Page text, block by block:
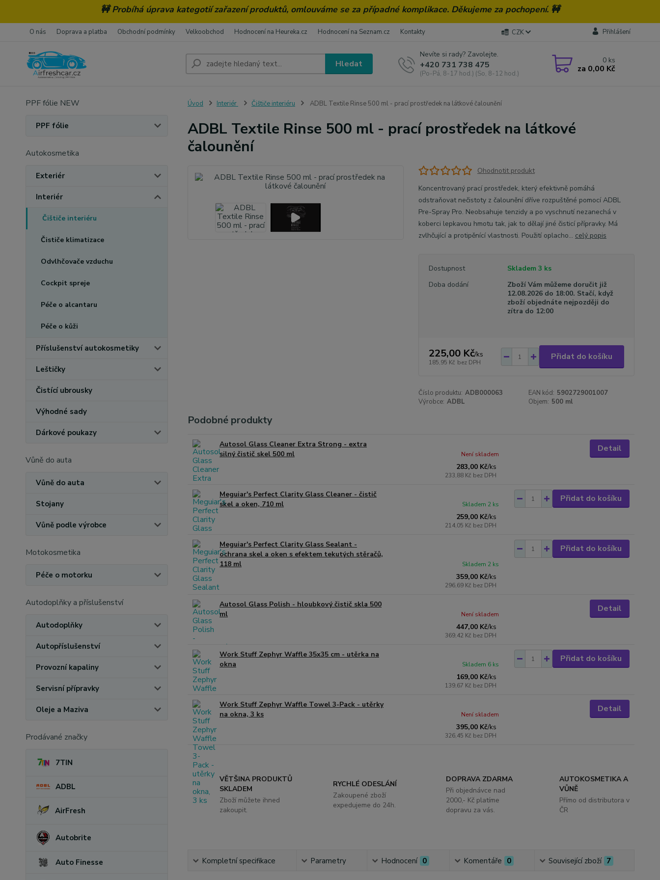
🚧 Probíhá úprava kategotií zařazení produktů, omlouváme se za případné komplikace. Děkujeme za pochopení. 🚧
O nás Doprava a platba Obchodní podmínky Velkoobchod Hodnocení na Heureka.cz Hodnocení na Seznam.cz Kontakty CZK Přihlášení
Hledat
Nevíte si rady? Zavolejte.
+420 731 738 475
(Po-Pá, 8-17 hod.) (So, 8-12 hod.)
0 ks
za 0,00 Kč
PPF fólie NEW
PPF fólie
Autokosmetika
Exteriér
Interiér
Čištiče interiéru
Čističe klimatizace
Odvlhčovače vzduchu
Cockpit spreje
Péče o alcantaru
Péče o kůži
Příslušenství autokosmetiky
Leštičky
Čistící ubrousky
Výhodné sady
Dárkové poukazy
Vůně do auta
Vůně do auta
Stojany
Vůně podle výrobce
Motokosmetika
Péče o motorku
Autodoplňky a příslušenství
Autodoplňky
Autopříslušenství
Provozní kapaliny
Servisní přípravky
Oleje a Maziva
Prodávané značky
7TIN
ADBL
AirFresh
Autobrite
Auto Finesse
Úvod Interiér Čištiče interiéru ADBL Textile Rinse 500 ml - prací prostředek na látkové čalounění
ADBL Textile Rinse 500 ml - prací prostředek na látkové
čalounění
Ohodnotit produkt
Koncentrovaný prací prostředek, který efektivně pomáhá
odstraňovat nečistoty z čalounění dříve rozpuštěné pomocí ADBL
Pre-Spray Pro. Neobsahuje tenzidy a po vyschnutí nezanechá v
koberci lepkavou hmotu tak, jak to dělají jiné čisticí přípravky. Má
zvlhčující a protipěnící vlastnosti. Použití oplacho... celý popis
Dostupnost
Skladem 3 ks
Doba dodání
Zboží Vám můžeme doručit již
12.08.2026 do 18:00. Stačí, když
zboží objednáte nejpozději do
zítra do 12:00
225,00 Kč/ks
185,95 Kč bez DPH
Přidat do košíku
Číslo produktu: ADB000063 EAN kód: 5902729001007
Výrobce: ADBL Objem: 500 ml
Podobné produkty
Autosol Glass Cleaner Extra Strong - extra
silný čistič skel 500 ml
283,00 Kč/ks
233,88 Kč bez DPH
Není skladem
Detail
Meguiar's Perfect Clarity Glass Cleaner - čistič
skel a oken, 710 ml
259,00 Kč/ks
214,05 Kč bez DPH
Skladem 2 ks
Přidat do košíku
Meguiar's Perfect Clarity Glass Sealant -
ochrana skel a oken s efektem tekutých stěračů,
118 ml
359,00 Kč/ks
296,69 Kč bez DPH
Skladem 2 ks
Přidat do košíku
Autosol Glass Polish - hloubkový čistič skla 500
ml
447,00 Kč/ks
369,42 Kč bez DPH
Není skladem
Detail
Work Stuff Zephyr Waffle 35x35 cm - utěrka na
okna
169,00 Kč/ks
139,67 Kč bez DPH
Skladem 6 ks
Přidat do košíku
Work Stuff Zephyr Waffle Towel 3-Pack - utěrky
na okna, 3 ks
395,00 Kč/ks
326,45 Kč bez DPH
Není skladem
Detail
VĚTŠINA PRODUKTŮ
SKLADEM
Zboží můžete ihned
zakoupit.
RYCHLÉ ODESLÁNÍ
Zakoupené zboží
expedujeme do 24h.
DOPRAVA ZDARMA
Při objednávce nad
2000,- Kč platíme
dopravu za vás.
AUTOKOSMETIKA A
VŮNĚ
Přímo od distributora v
ČR
Kompletní specifikace Parametry Hodnocení 0 Komentáře 0 Související zboží 7